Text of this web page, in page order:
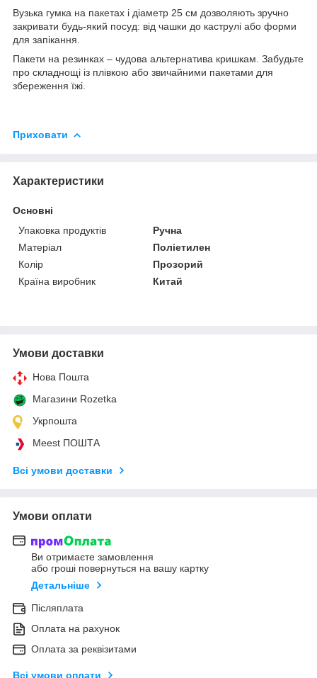
Вузька гумка на пакетах і діаметр 25 см дозволяють зручно
закривати будь-який посуд: від чашки до каструлі або форми
для запікання.
Пакети на резинках – чудова альтернатива кришкам. Забудьте
про складнощі із плівкою або звичайними пакетами для
збереження їжі.
Приховати
Характеристики
Основні
Упаковка продуктів
Ручна
Матеріал
Поліетилен
Колір
Прозорий
Країна виробник
Китай
Умови доставки
Нова Пошта
Магазини Rozetka
Укрпошта
Meest ПОШТА
Всі умови доставки
Умови оплати
Ви отримаєте замовлення
або гроші повернуться на вашу картку
Детальніше
Післяплата
Оплата на рахунок
Оплата за реквізитами
Всі умови оплати